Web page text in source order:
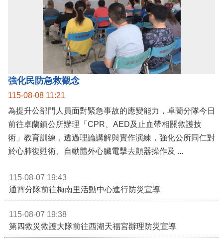
強化民防急救觀念
115-08-08 11:21
為提升公部門人員面對緊急事故的應變能力，卓蘭分隊今日
前往卓蘭鎮公所辦理「CPR、AED及止血帶相關救護技
術」教育訓練，透過理論講解與實作演練，強化公所同仁對
於心肺復甦術、自動體外心臟電擊去顫器操作及 ...
115-08-07 19:43
通霄分隊前往梅南里活動中心進行防災宣導
115-08-07 19:38
第四救災救護大隊前往西湖天福宮辦理防災宣導